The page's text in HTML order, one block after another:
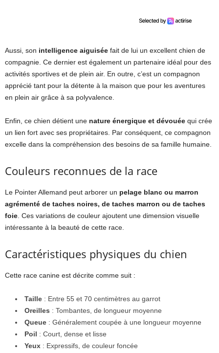
Aussi, son intelligence aiguisée fait de lui un excellent chien de
compagnie. Ce dernier est également un partenaire idéal pour des
activités sportives et de plein air. En outre, c’est un compagnon
apprécié tant pour la détente à la maison que pour les aventures
en plein air grâce à sa polyvalence.
Enfin, ce chien détient une nature énergique et dévouée qui crée
un lien fort avec ses propriétaires. Par conséquent, ce compagnon
excelle dans la compréhension des besoins de sa famille humaine.
Couleurs reconnues de la race
Le Pointer Allemand peut arborer un pelage blanc ou marron
agrémenté de taches noires, de taches marron ou de taches
foie . Ces variations de couleur ajoutent une dimension visuelle
intéressante à la beauté de cette race.
Caractéristiques physiques du chien
Cette race canine est décrite comme suit :
Taille : Entre 55 et 70 centimètres au garrot
Oreilles : Tombantes, de longueur moyenne
Queue : Généralement coupée à une longueur moyenne
Poil : Court, dense et lisse
Yeux : Expressifs, de couleur foncée